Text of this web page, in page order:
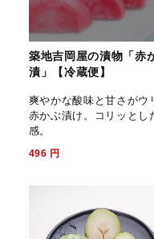
築地吉岡屋の漬物「赤
漬」【冷蔵便】
爽やかな酸味と甘さがウ
赤かぶ漬け。コリッとし
感。
496 円